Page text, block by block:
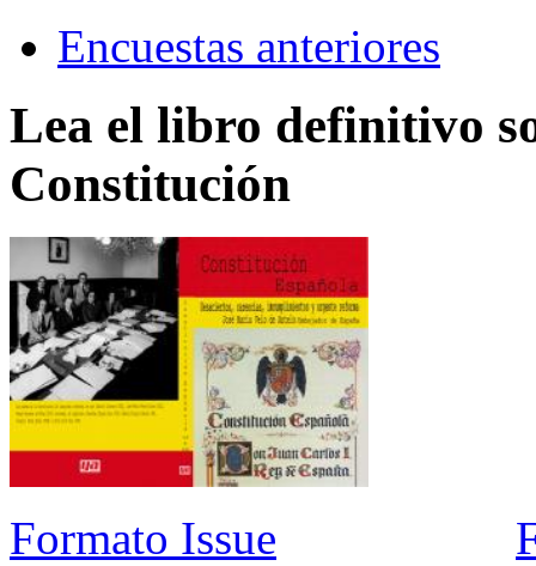
Encuestas anteriores
Lea el libro definitivo
Constitución
Formato Issue